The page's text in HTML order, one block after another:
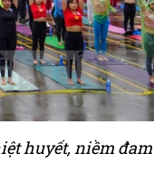
huyết, niềm đam